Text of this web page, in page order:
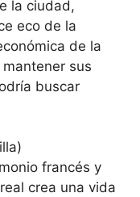
la ciudad,
eco de la
de la
sus
buscar
francés y
crea una vida